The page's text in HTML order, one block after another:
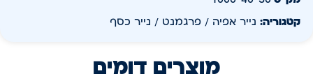
קטגוריה: נייר אפיה / פרגמנט / נייר כסף
מוצרים דומים